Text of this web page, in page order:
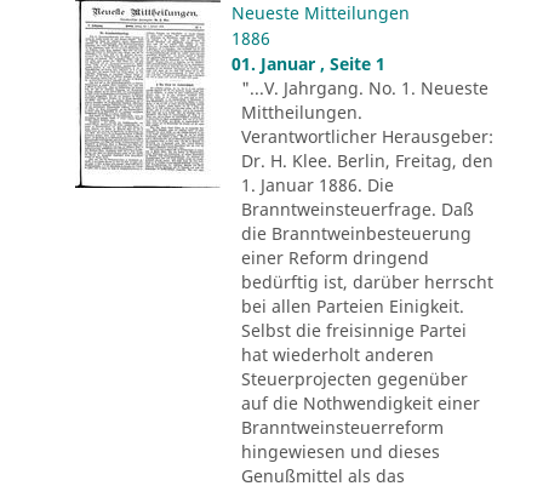
Neueste Mitteilungen
1886
01. Januar , Seite 1
"...V. Jahrgang. No. 1. Neueste
Mittheilungen.
Verantwortlicher Herausgeber:
Dr. H. Klee. Berlin, Freitag, den
1. Januar 1886. Die
Branntweinsteuerfrage. Daß
die Branntweinbesteuerung
einer Reform dringend
bedürftig ist, darüber herrscht
bei allen Parteien Einigkeit.
Selbst die freisinnige Partei
hat wiederholt anderen
Steuerprojecten gegenüber
auf die Nothwendigkeit einer
Branntweinsteuerreform
hingewiesen und dieses
Genußmittel als das